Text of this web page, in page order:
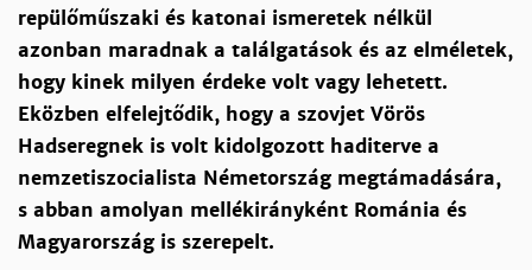
repülőműszaki és katonai ismeretek nélkül
azonban maradnak a találgatások és az elméletek,
hogy kinek milyen érdeke volt vagy lehetett.
Eközben elfelejtődik, hogy a szovjet Vörös
Hadseregnek is volt kidolgozott haditerve a
nemzetiszocialista Németország megtámadására,
s abban amolyan mellékirányként Románia és
Magyarország is szerepelt.